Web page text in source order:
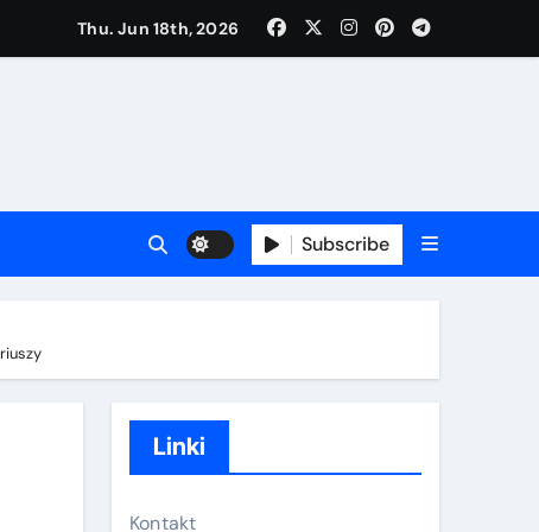
Szkolenie w zakresie scenariuszy
Thu. Jun 18th, 2026
Subscribe
Linki
Kontakt